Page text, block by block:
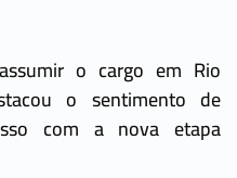
o cargo em Rio
o sentimento de
com a nova etapa